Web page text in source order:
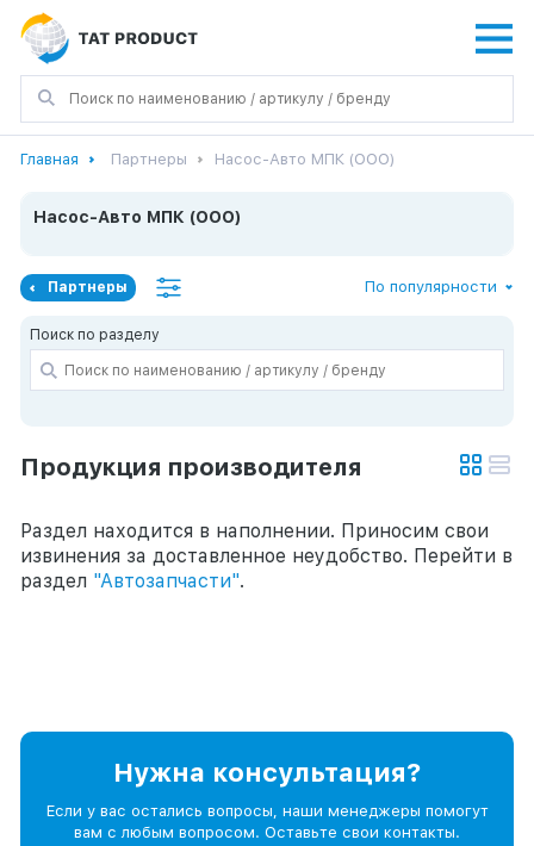
Главная Партнеры Насос-Авто МПК (ООО)
Партнеры
Насос-Авто МПК (ООО)
По популярности
Поиск по разделу
Продукция производителя
Раздел находится в наполнении. Приносим свои
извинения за доставленное неудобство. Перейти в
раздел "Автозапчасти".
Нужна консультация?
Если у вас остались вопросы, наши менеджеры помогут
вам с любым вопросом. Оставьте свои контакты.